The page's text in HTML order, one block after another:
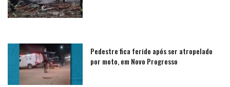
Pedestre fica ferido após ser atropelado
por moto, em Novo Progresso